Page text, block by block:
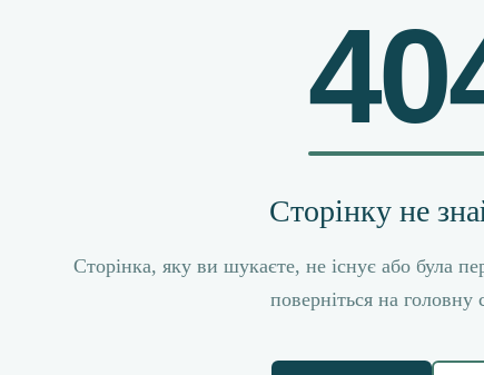
Сторінку не
Сторінка, яку ви шукаєте, не існує або була
поверніться на головну